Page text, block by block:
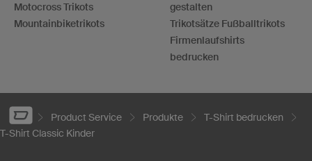
Motocross Trikots
Mountainbiketrikots
gestalten
Trikotsätze Fußballtrikots
Firmenlaufshirts
bedrucken
Product Service Produkte
T-Shirt bedrucken
T-Shirt Classic Kinder